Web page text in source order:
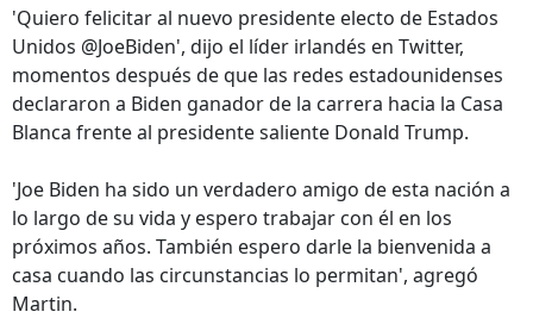
'Quiero felicitar al nuevo presidente electo de Estados
Unidos @JoeBiden', dijo el líder irlandés en Twitter,
momentos después de que las redes estadounidenses
declararon a Biden ganador de la carrera hacia la Casa
Blanca frente al presidente saliente Donald Trump.
'Joe Biden ha sido un verdadero amigo de esta nación a
lo largo de su vida y espero trabajar con él en los
próximos años. También espero darle la bienvenida a
casa cuando las circunstancias lo permitan', agregó
Martin.